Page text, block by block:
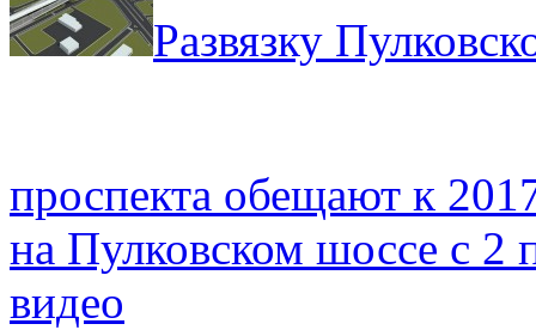
Развязку
проспекта обещают к
на Пулковском шоссе с 2
видео